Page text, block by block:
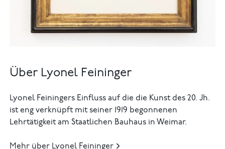
Über Lyonel Feininger
Lyonel Feiningers Einfluss auf die die Kunst des 20. Jh.
ist eng verknüpft mit seiner 1919 begonnenen
Lehrtätigkeit am Staatlichen Bauhaus in Weimar.
Mehr über Lyonel Feininger